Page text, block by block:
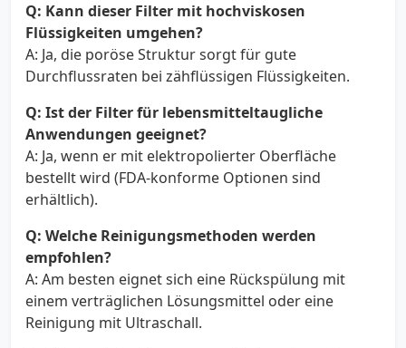
Q: Kann dieser Filter mit hochviskosen
Flüssigkeiten umgehen?
A: Ja, die poröse Struktur sorgt für gute
Durchflussraten bei zähflüssigen Flüssigkeiten.
Q: Ist der Filter für lebensmitteltaugliche
Anwendungen geeignet?
A: Ja, wenn er mit elektropolierter Oberfläche
bestellt wird (FDA-konforme Optionen sind
erhältlich).
Q: Welche Reinigungsmethoden werden
empfohlen?
A: Am besten eignet sich eine Rückspülung mit
einem verträglichen Lösungsmittel oder eine
Reinigung mit Ultraschall.